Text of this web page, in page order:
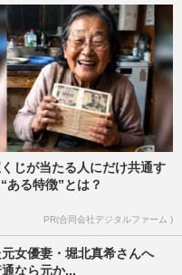
じが当たる人にだけ共通す
ある特徴”とは？
PR(合同会社デジタルファーム )
女優妻・堀北真希さんへ
なら元か...